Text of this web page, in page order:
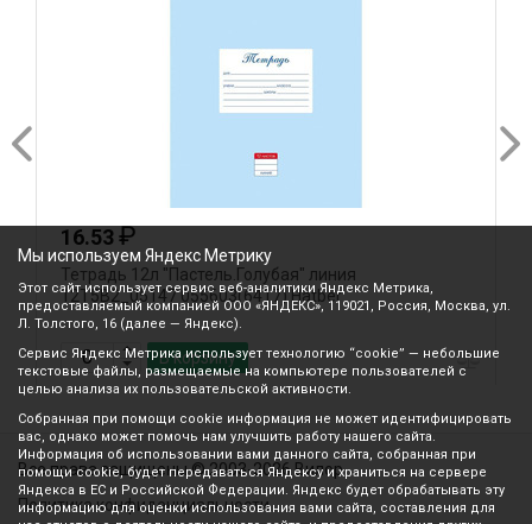
16.53₽
Тетрадь 12л "Пастель.Голубая" линия
12Т5В2_05147 055603(6417) Hatber
В корзину
Все права защищены © 2003-2026 Вилор
Политика конфиденциальности
Мы используем Яндекс Метрику
Этот сайт использует сервис веб-аналитики Яндекс Метрика,
предоставляемый компанией ООО «ЯНДЕКС», 119021, Россия, Москва, ул.
Л. Толстого, 16 (далее — Яндекс).
Сервис Яндекс Метрика использует технологию “cookie” — небольшие
текстовые файлы, размещаемые на компьютере пользователей с
целью анализа их пользовательской активности.
Собранная при помощи cookie информация не может идентифицировать
вас, однако может помочь нам улучшить работу нашего сайта.
Информация об использовании вами данного сайта, собранная при
помощи cookie, будет передаваться Яндексу и храниться на сервере
Яндекса в ЕС и Российской Федерации. Яндекс будет обрабатывать эту
информацию для оценки использования вами сайта, составления для